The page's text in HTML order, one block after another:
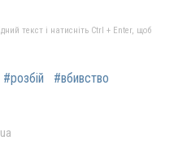
текст і натисніть Ctrl + Enter, щоб
#розбій #вбивство